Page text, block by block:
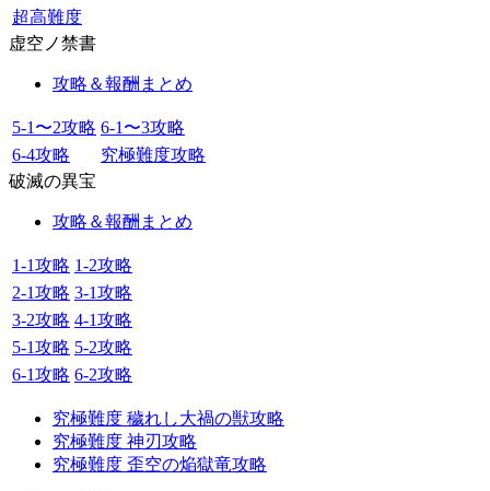
超高難度
虚空ノ禁書
攻略＆報酬まとめ
5-1〜2攻略 6-1〜3攻略
6-4攻略
究極難度攻略
破滅の異宝
攻略＆報酬まとめ
1-1攻略 1-2攻略
2-1攻略 3-1攻略
3-2攻略 4-1攻略
5-1攻略 5-2攻略
6-1攻略 6-2攻略
究極難度 穢れし大禍の獣攻略
究極難度 神刃攻略
究極難度 歪空の焔獄竜攻略